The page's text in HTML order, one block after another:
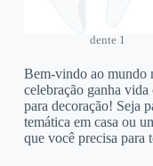
dente 1
Bem-vindo ao mundo
celebração ganha
para decoração! Seja
temática em casa ou
que você precisa para